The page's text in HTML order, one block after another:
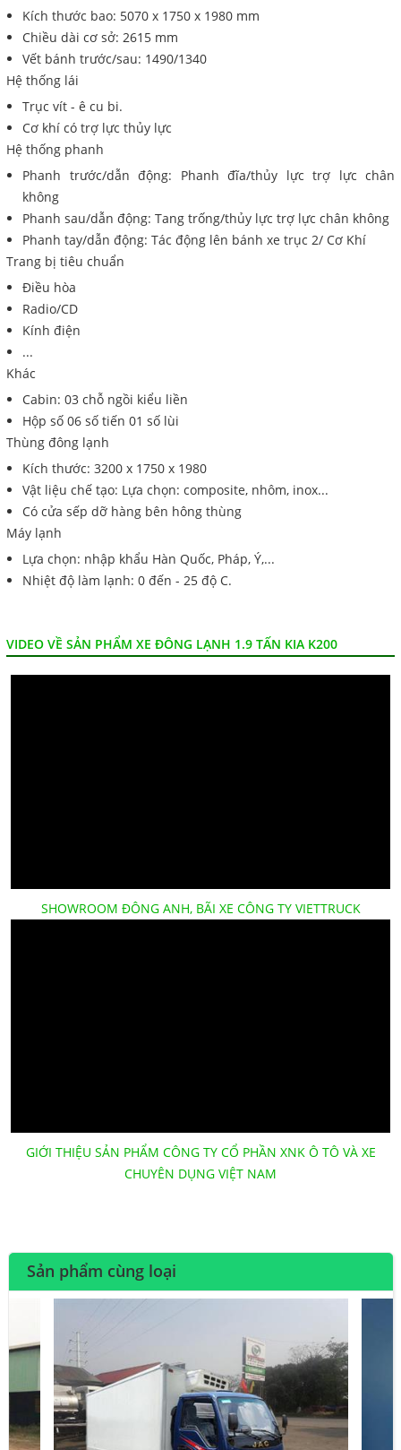
Kích thước bao: 5070 x 1750 x 1980 mm
Chiều dài cơ sở: 2615 mm
Vết bánh trước/sau: 1490/1340
Hệ thống lái
Trục vít - ê cu bi.
Cơ khí có trợ lực thủy lực
Hệ thống phanh
Phanh trước/dẫn động: Phanh đĩa/thủy lực trợ lực chân
không
Phanh sau/dẫn động: Tang trống/thủy lực trợ lực chân không
Phanh tay/dẫn động: Tác động lên bánh xe trục 2/ Cơ Khí
Trang bị tiêu chuẩn
Điều hòa
Radio/CD
Kính điện
...
Khác
Cabin: 03 chỗ ngồi kiểu liền
Hộp số 06 số tiến 01 số lùi
Thùng đông lạnh
Kích thước: 3200 x 1750 x 1980
Vật liệu chế tạo: Lựa chọn: composite, nhôm, inox...
Có cửa sếp dỡ hàng bên hông thùng
Máy lạnh
Lựa chọn: nhập khẩu Hàn Quốc, Pháp, Ý,...
Nhiệt độ làm lạnh: 0 đến - 25 độ C.
VIDEO VỀ SẢN PHẨM XE ĐÔNG LẠNH 1.9 TẤN KIA K200
SHOWROOM ĐÔNG ANH, BÃI XE CÔNG TY VIETTRUCK
GIỚI THIỆU SẢN PHẨM CÔNG TY CỔ PHẦN XNK Ô TÔ VÀ XE
CHUYÊN DỤNG VIỆT NAM
Sản phẩm cùng loại